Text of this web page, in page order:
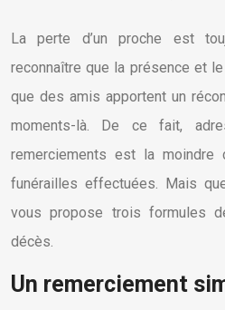
La perte d’un proche est
reconnaître que la présence et
que des amis apportent un
moments-là. De ce fait,
remerciements est la
funérailles effectuées. Mais
vous propose trois formules
décès.
Un remerciement